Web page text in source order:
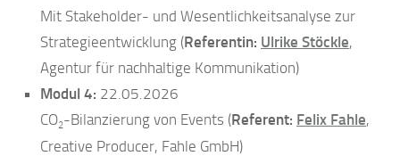
Mit Stakeholder- und Wesentlichkeitsanalyse zur
Strategieentwicklung (Referentin: Ulrike Stöckle,
Agentur für nachhaltige Kommunikation)
Modul 4: 22.05.2026
CO2-Bilanzierung von Events (Referent: Felix Fahle,
Creative Producer, Fahle GmbH)